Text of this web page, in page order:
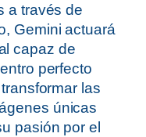
a través de
Gemini actuará
capaz de
perfecto
las
únicas
pasión por el